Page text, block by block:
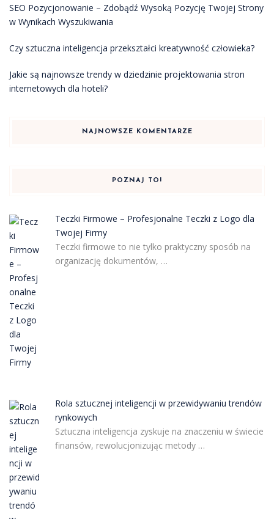
SEO Pozycjonowanie – Zdobądź Wysoką Pozycję Twojej Strony
w Wynikach Wyszukiwania
Czy sztuczna inteligencja przekształci kreatywność człowieka?
Jakie są najnowsze trendy w dziedzinie projektowania stron
internetowych dla hoteli?
NAJNOWSZE KOMENTARZE
POZNAJ TO!
Teczki Firmowe – Profesjonalne Teczki z Logo dla
Twojej Firmy
Teczki firmowe to nie tylko praktyczny sposób na
organizację dokumentów, …
Rola sztucznej inteligencji w przewidywaniu trendów
rynkowych
Sztuczna inteligencja zyskuje na znaczeniu w świecie
finansów, rewolucjonizując metody …